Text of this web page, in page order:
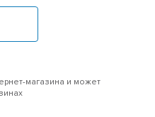
магазина и может